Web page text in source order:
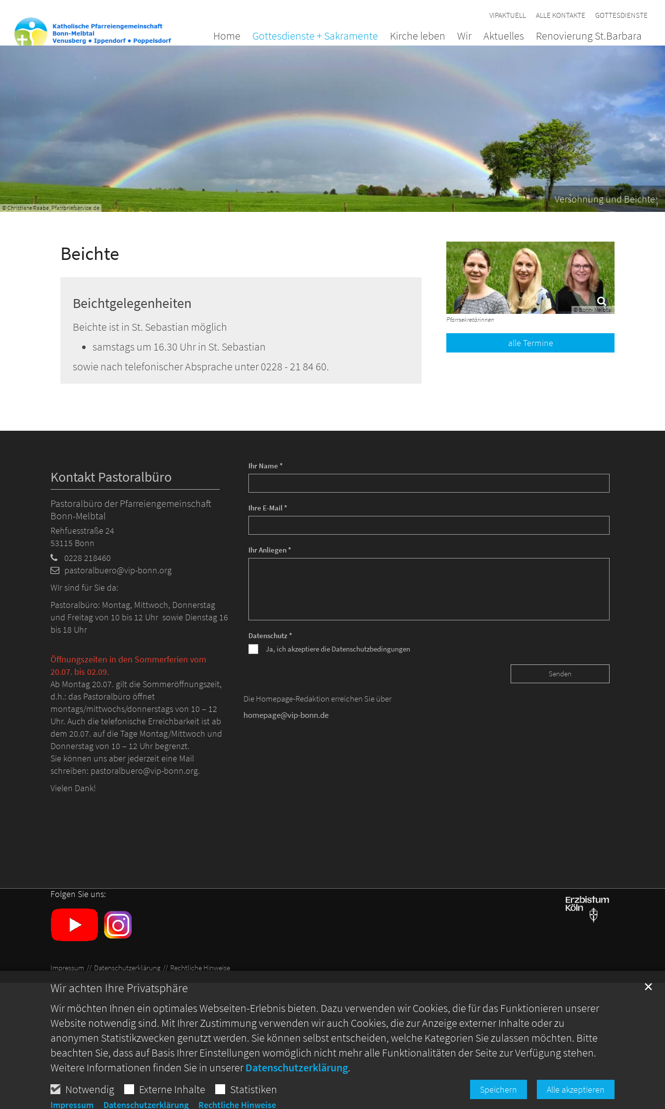
Wir achten Ihre Privatsphäre
Wir möchten Ihnen ein optimales Webseiten-Erlebnis bieten. Dazu verwenden wir Cookies, die für das Funktionieren unserer
Website notwendig sind. Mit Ihrer Zustimmung verwenden wir auch Cookies, die zur Anzeige externer Inhalte oder zu
anonymen Statistikzwecken genutzt werden. Sie können selbst entscheiden, welche Kategorien Sie zulassen möchten. Bitte
beachten Sie, dass auf Basis Ihrer Einstellungen womöglich nicht mehr alle Funktionalitäten der Seite zur Verfügung stehen.
Weitere Informationen finden Sie in unsererDatenschutzerklärung.
Notwendig
Externe Inhalte Statistiken Speichern Alle akzeptieren
✕
Impressum Datenschutzerklärung Rechtliche Hinweise
VIPAKTUELL ALLE KONTAKTE GOTTESDIENSTE
Home Gottesdienste + Sakramente Kirche leben Wir Aktuelles Renovierung St.Barbara
© Christiane Raabe, Pfarrbriefservice.de
Versöhnung und Beichte
Beichte
Beichtgelegenheiten
Beichte ist in St. Sebastian möglich
samstags um 16.30 Uhr in St. Sebastian
sowie nach telefonischer Absprache unter 0228 - 21 84 60.
© Bonn- Melbtal
Pfarrsekretärinnen
alle Termine
Ihr Name *
Ihre E-Mail *
Ihr Anliegen *
Datenschutz *
Ja, ich akzeptiere die Datenschutzbedingungen
Die Homepage-Redaktion erreichen Sie über
homepage@vip-bonn.de
Kontakt Pastoralbüro
Pastoralbüro der Pfarreiengemeinschaft
Bonn-Melbtal
Rehfuesstraße 24
53115 Bonn
0228 218460
pastoralbuero@vip-bonn.org
WIr sind für Sie da:
Pastoralbüro: Montag, Mittwoch, Donnerstag
und Freitag von 10 bis 12 Uhr sowie Dienstag 16
bis 18 Uhr
Öffnungszeiten in den Sommerferien vom
20.07. bis 02.09.
Ab Montag 20.07. gilt die Sommeröffnungszeit,
d.h.: das Pastoralbüro öffnet
montags/mittwochs/donnerstags von 10 – 12
Uhr. Auch die telefonische Erreichbarkeit ist ab
dem 20.07. auf die Tage Montag/Mittwoch und
Donnerstag von 10 – 12 Uhr begrenzt.
Sie können uns aber jederzeit eine Mail
schreiben: pastoralbuero@vip-bonn.org.
Vielen Dank!
Folgen Sie uns:
Impressum Datenschutzerklärung Rechtliche Hinweise